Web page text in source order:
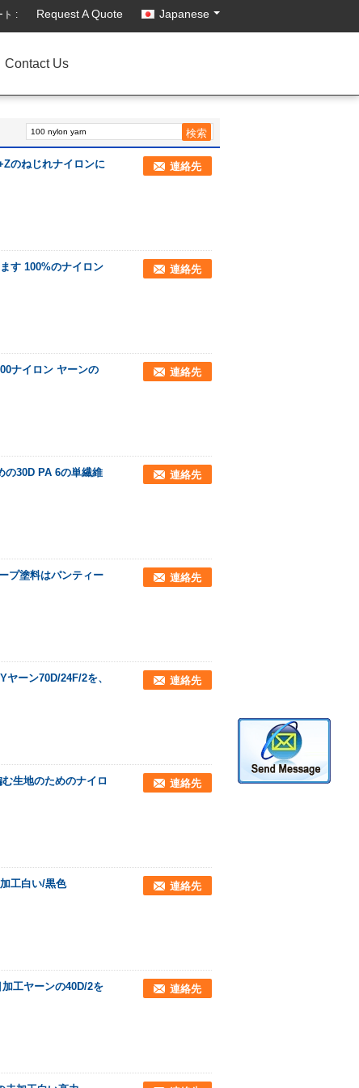
ト : Request A Quote Japanese
Contact Us
のねじれナイロンに
連絡先
す 100%のナイロン
連絡先
ナイロン ヤーンの
連絡先
の30D PA 6の単繊維
連絡先
プ塗料はパンティー
連絡先
ーン70D/24F/2を、
連絡先
生地のためのナイロ
連絡先
工白い/黒色 連絡先
工ヤーンの40D/2を
連絡先